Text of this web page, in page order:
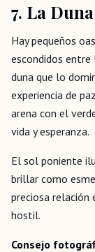
7. La
Hay pequeños
escondidos entre
duna que lo
experiencia de
arena con el
vida y esperanza.
El sol poniente
brillar como
preciosa relación
hostil.
Consejo